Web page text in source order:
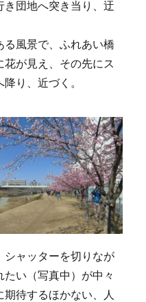
団地へ突き当り、迂
風景で、ふれあい橋
が見え、その先にス
り、近づく。
シャッターを切りなが
い（写真中）が中々
待するほかない、人